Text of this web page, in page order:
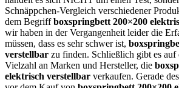
Schnäppchen-Vergleich verschiedener
dem Begriffboxspringbett 200×200
wir haben in der Vergangenheit leider die
müssen, dass es sehr schwer ist,
verstellbar zu finden. Schließlich gibt es auf
Vielzahl an Marken und Hersteller, die
elektrisch verstellbar verkaufen. Gerade